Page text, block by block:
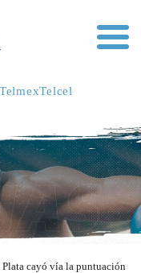
Plata cayó vía la puntuación